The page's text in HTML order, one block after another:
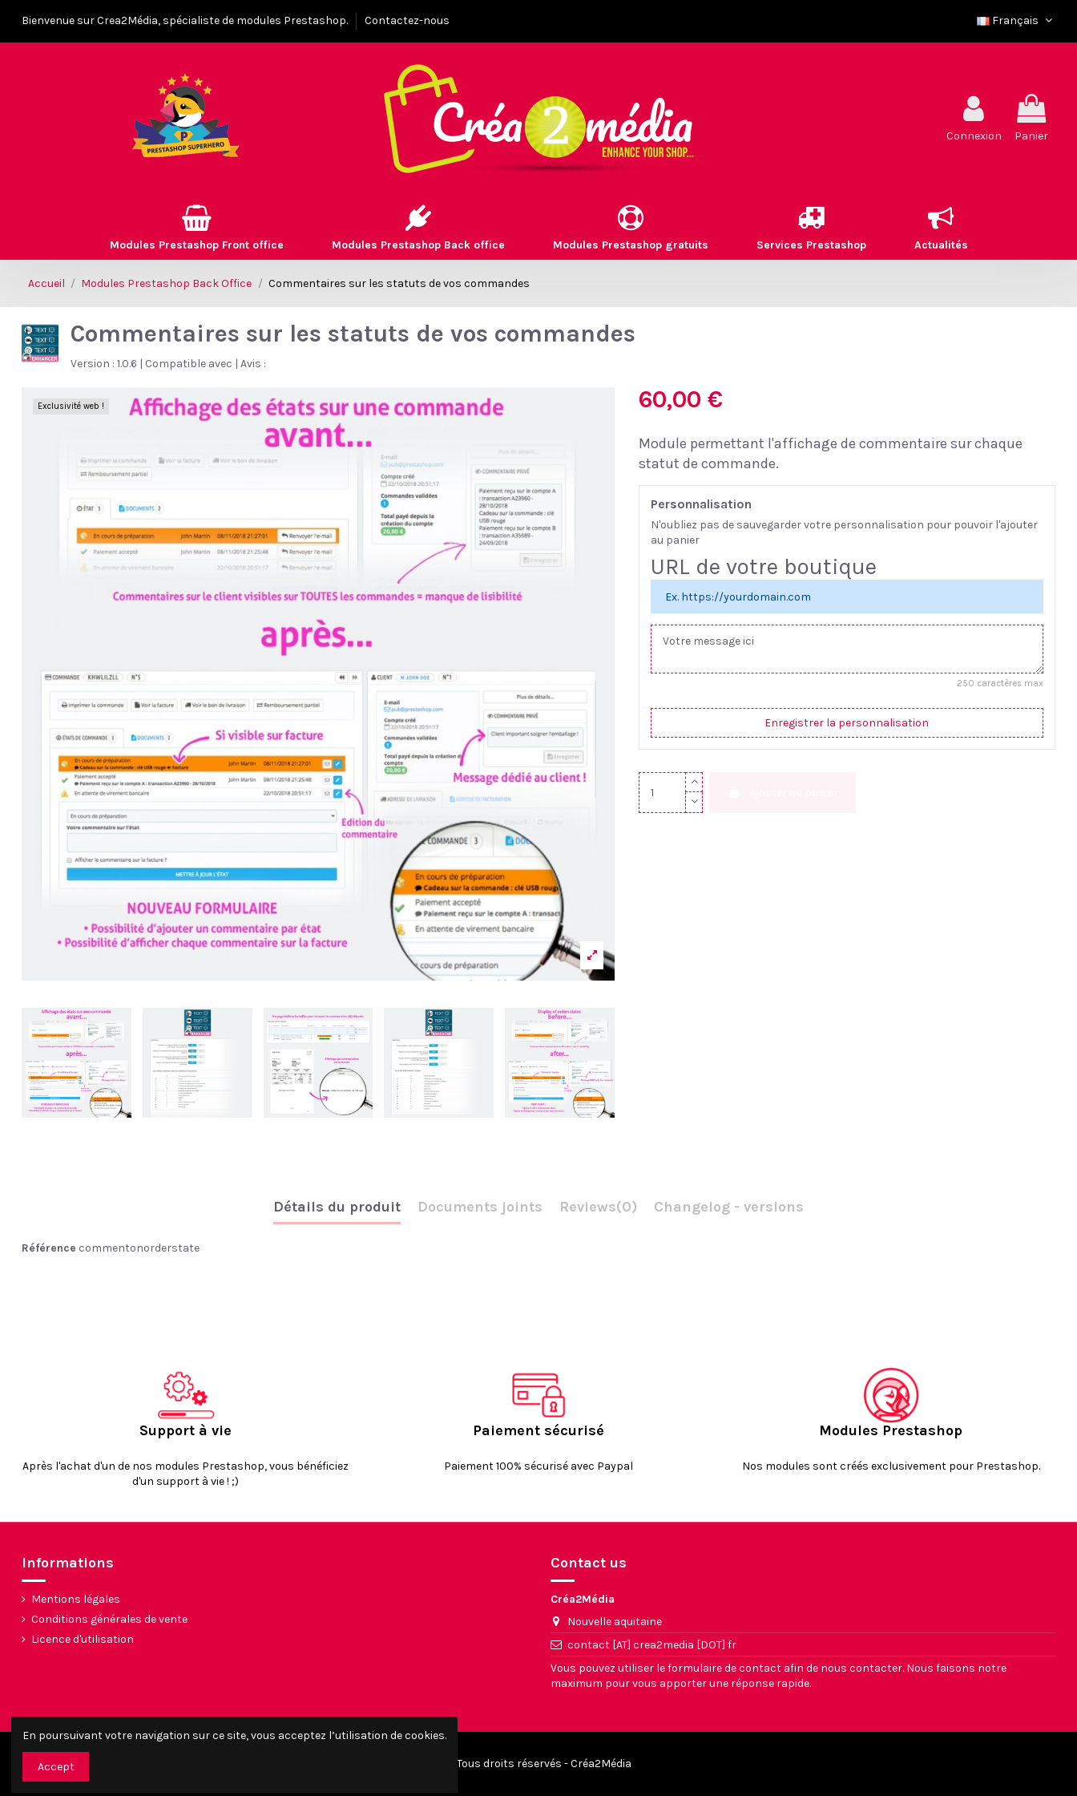
Bienvenue sur Crea2Média, spécialiste de modules Prestashop. Contactez-nous Français
Connexion Panier
Modules Prestashop Front office Modules Prestashop Back office Modules Prestashop gratuits Services Prestashop Actualités
Accueil Modules Prestashop Back Office Commentaires sur les statuts de vos commandes
Commentaires sur les statuts de vos commandes
Version : 1.0.6 | Compatible avec | Avis :
Exclusivité web ! 60,00 €
Module permettant l'affichage de commentaire sur chaque
statut de commande.
Personnalisation
N'oubliez pas de sauvegarder votre personnalisation pour pouvoir l'ajouter
au panier
URL de votre boutique
Ex. https://yourdomain.com
250 caractères max
Enregistrer la personnalisation
Détails du produit Documents joints Reviews(0) Changelog - versions
Référence commentonorderstate
Support à vie
Après l'achat d'un de nos modules Prestashop, vous bénéficiez
d'un support à vie ! ;)
Paiement sécurisé
Paiement 100% sécurisé avec Paypal
Modules Prestashop
Nos modules sont créés exclusivement pour Prestashop.
Informations
Mentions légales
Conditions générales de vente
Licence d'utilisation
Contact us
Créa2Média
Nouvelle aquitaine
contact [AT] crea2media [DOT] fr
Vous pouvez utiliser le formulaire de contact afin de nous contacter. Nous faisons notre
maximum pour vous apporter une réponse rapide.
© Tous droits réservés - Créa2Média
En poursuivant votre navigation sur ce site, vous acceptez l’utilisation de cookies.
Accept